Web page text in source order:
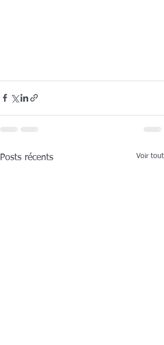
Posts récents Voir tout